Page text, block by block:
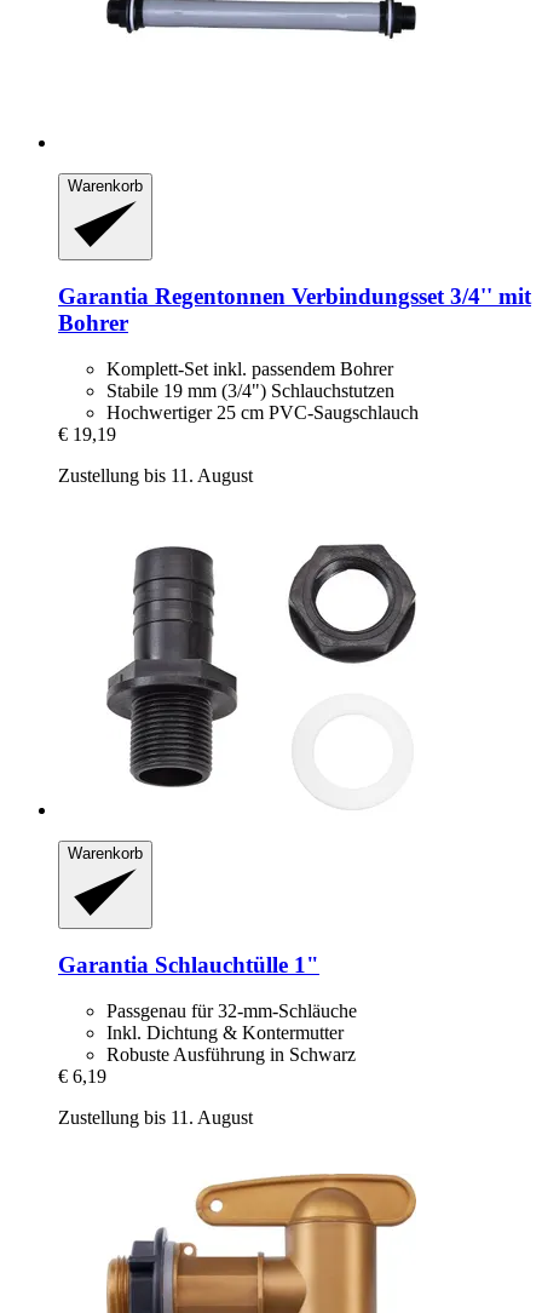
Warenkorb
Garantia Regentonnen Verbindungsset 3/4'' mit
Bohrer
Komplett-Set inkl. passendem Bohrer
Stabile 19 mm (3/4") Schlauchstutzen
Hochwertiger 25 cm PVC-Saugschlauch
€ 19,19
Zustellung bis 11. August
Warenkorb
Garantia Schlauchtülle 1"
Passgenau für 32-mm-Schläuche
Inkl. Dichtung & Kontermutter
Robuste Ausführung in Schwarz
€ 6,19
Zustellung bis 11. August